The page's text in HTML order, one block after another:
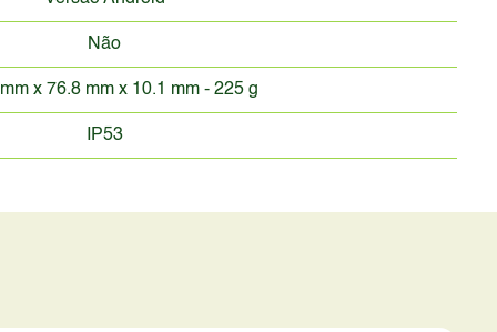
Não
x 76.8 mm x 10.1 mm - 225 g
IP53